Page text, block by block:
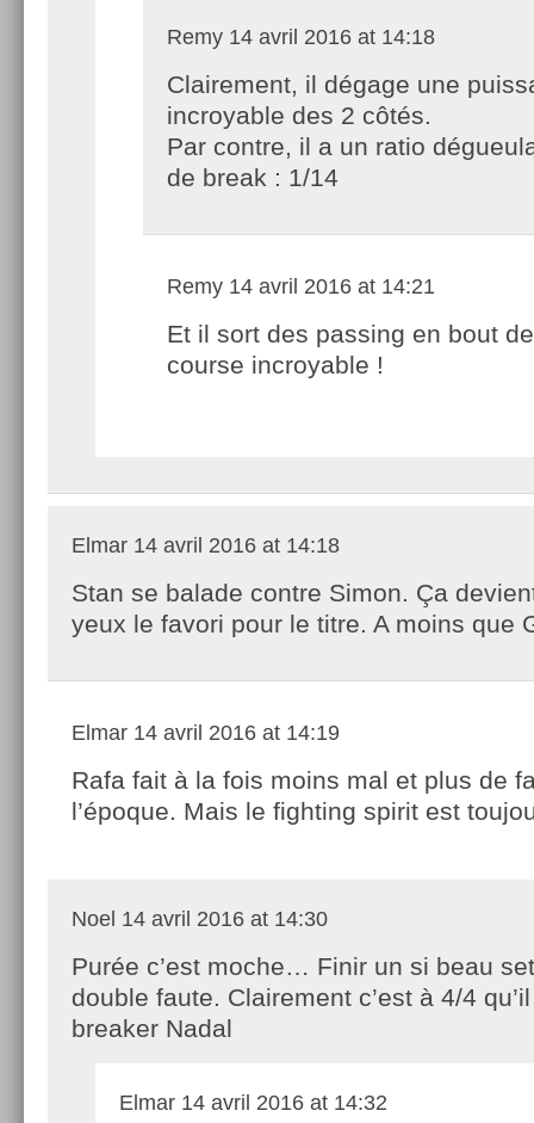
Remy 14 avril 2016 at 14:18
Clairement, il dégage une
incroyable des 2 côtés.
Par contre, il a un ratio
de break : 1/14
Remy 14 avril 2016 at 14:21
Et il sort des passing en bout de
course incroyable !
Elmar 14 avril 2016 at 14:18
Stan se balade contre Simon. Ça
yeux le favori pour le titre. A moins que
Elmar 14 avril 2016 at 14:19
Rafa fait à la fois moins mal et plus de
l’époque. Mais le fighting spirit est
Noel 14 avril 2016 at 14:30
Purée c’est moche… Finir un si beau
double faute. Clairement c’est à 4/4
breaker Nadal
Elmar 14 avril 2016 at 14:32